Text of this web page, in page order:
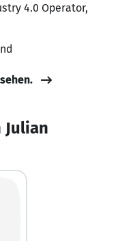
4.0 Operator,
Julian